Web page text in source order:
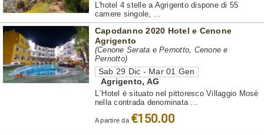
L'hotel 4 stelle a Agrigento dispone di 55
camere singole, ...
Capodanno 2020 Hotel e Cenone
Agrigento
(Cenone Serata e Pernotto, Cenone e
Pernotto)
Sab 29 Dic - Mar 01 Gen
Agrigento, AG
L`Hotel è situato nel pittoresco Villaggio Mosè
nella contrada denominata ...
A partire da €150.00